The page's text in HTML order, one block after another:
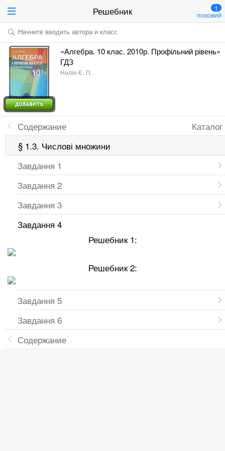
Решебник 1
похожий
Начните вводить автора и класс
«Алгебра. 10 клас. 2010р. Профільний рівень»
ГДЗ
Нелін Є. П.
Каталог
Содержание
§ 1.3. Числові множини
Завдання 1
Завдання 2
Завдання 3
Завдання 4
Решебник 1:
Решебник 2:
Завдання 5
Завдання 6
Содержание